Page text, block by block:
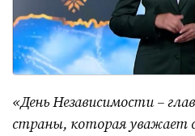
«День Независимости –
страны, которая уважает